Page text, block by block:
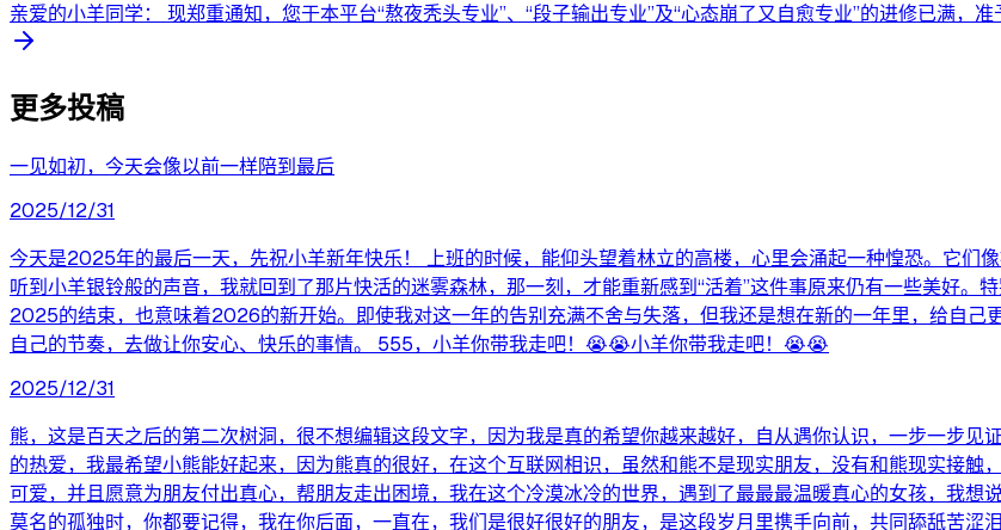
亲爱的小羊同学： 现郑重通知，您于本平台“熬夜秃头专业”、“段子输出专业”及“心态崩了又自愈专业”的进修已满，准
更多投稿
一见如初，今天会像以前一样陪到最后
2025/12/31
今天是2025年的最后一天，先祝小羊新年快乐！ 上班的时候，能仰头望着林立的高楼，心里会涌起一种惶恐。它们
听到小羊银铃般的声音，我就回到了那片快活的迷雾森林，那一刻，才能重新感到“活着”这件事原来仍有一些美好。
2025的结束，也意味着2026的新开始。即使我对这一年的告别充满不舍与失落，但我还是想在新的一年里，给自
自己的节奏，去做让你安心、快乐的事情。 555，小羊你带我走吧！😭😭小羊你带我走吧！😭😭
2025/12/31
熊，这是百天之后的第二次树洞，很不想编辑这段文字，因为我是真的希望你越来越好，自从遇你认识，一步一步
的热爱，我最希望小熊能好起来，因为熊真的很好，在这个互联网相识，虽然和熊不是现实朋友，没有和熊现实接
可爱，并且愿意为朋友付出真心，帮朋友走出困境，我在这个冷漠冰冷的世界，遇到了最最最温暖真心的女孩，我想
莫名的孤独时，你都要记得，我在你后面，一直在，我们是很好很好的朋友，是这段岁月里携手向前，共同舔舐苦